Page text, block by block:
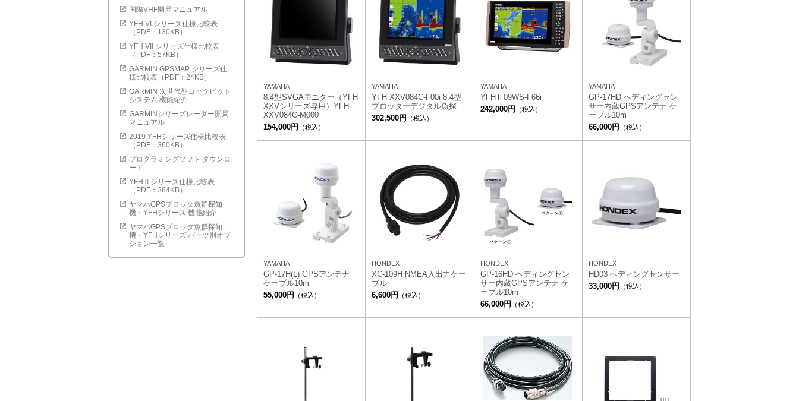
YAMAHA
8.4型SVGAモニター（YFH
XXVシリーズ専用）YFH
XXV084C-M000
154,000円
（税込）
YAMAHA
YFH XXV084C-F00i 8.4型
プロッターデジタル魚探
302,500円
（税込）
YAMAHA
YFHⅡ09WS-F66i
242,000円
（税込）
YAMAHA
GP-17HD ヘディングセン
サー内蔵GPSアンテナ ケ
ーブル10m
66,000円
（税込）
YAMAHA
GP-17H(L) GPSアンテナ
ケーブル10m
55,000円
（税込）
HONDEX
XC-109H NMEA入出力ケー
ブル
6,600円
（税込）
HONDEX
GP-16HD ヘディングセン
サー内蔵GPSアンテナ ケ
ーブル10m
66,000円
（税込）
HONDEX
HD03 ヘディングセンサー
33,000円
（税込）
国際VHF開局マニュアル
YFH VI シリーズ仕様比較表
（PDF：130KB）
YFH VII シリーズ仕様比較表
（PDF：57KB）
GARMIN GPSMAP シリーズ仕
様比較表（PDF：24KB）
GARMIN 次世代型コックピット
システム 機能紹介
GARMINシリーズレーダー開局
マニュアル
2019 YFHシリーズ仕様比較表
（PDF：360KB）
プログラミングソフト ダウンロ
ード
YFHⅡシリーズ仕様比較表
（PDF：384KB）
ヤマハGPSプロッタ魚群探知
機・YFHシリーズ 機能紹介
ヤマハGPSプロッタ魚群探知
機・YFHシリーズ パーツ別オプ
ション一覧